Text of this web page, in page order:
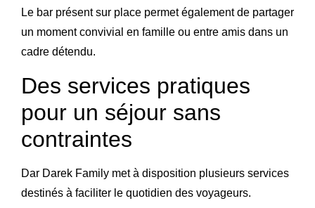
Le bar présent sur place permet également de partager
un moment convivial en famille ou entre amis dans un
cadre détendu.
Des services pratiques
pour un séjour sans
contraintes
Dar Darek Family met à disposition plusieurs services
destinés à faciliter le quotidien des voyageurs.